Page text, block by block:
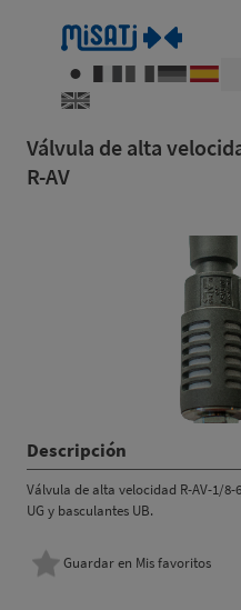
Válvula de alta
R-AV
Descripción
Válvula de alta velocidad R-AV-1/
UG y basculantes UB.
Guardar en Mis favoritos